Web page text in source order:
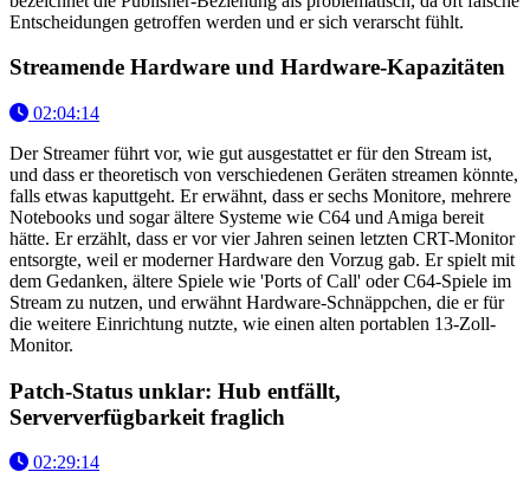
Entscheidungen getroffen werden und er sich verarscht fühlt.
Streamende Hardware und Hardware-Kapazitäten
02:04:14
Der Streamer führt vor, wie gut ausgestattet er für den Stream ist,
und dass er theoretisch von verschiedenen Geräten streamen könnte,
falls etwas kaputtgeht. Er erwähnt, dass er sechs Monitore, mehrere
Notebooks und sogar ältere Systeme wie C64 und Amiga bereit
hätte. Er erzählt, dass er vor vier Jahren seinen letzten CRT-Monitor
entsorgte, weil er moderner Hardware den Vorzug gab. Er spielt mit
dem Gedanken, ältere Spiele wie 'Ports of Call' oder C64-Spiele im
Stream zu nutzen, und erwähnt Hardware-Schnäppchen, die er für
die weitere Einrichtung nutzte, wie einen alten portablen 13-Zoll-
Monitor.
Patch-Status unklar: Hub entfällt,
Serververfügbarkeit fraglich
02:29:14